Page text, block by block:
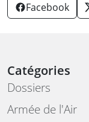
Facebook
Catégories
Dossiers
Armée de l'Air